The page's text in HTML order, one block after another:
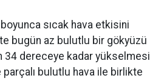
sıcak hava etkisini
bugün az bulutlu bir gökyüzü
34 dereceye kadar yükselmesi
parçalı bulutlu hava ile birlikte